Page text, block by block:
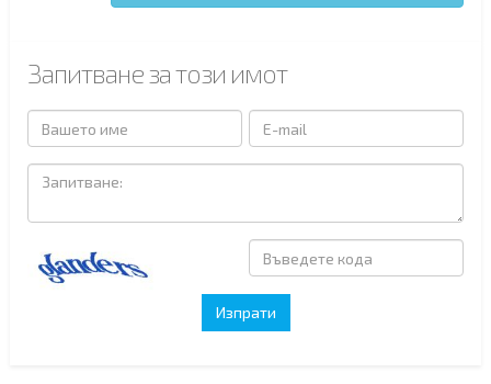
Запитване за този имот